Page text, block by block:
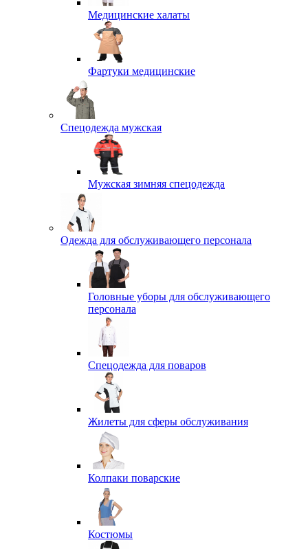
Медицинские халаты
Фартуки медицинские
Спецодежда мужская
Мужская зимняя спецодежда
Одежда для обслуживающего персонала
Головные уборы для обслуживающего
персонала
Спецодежда для поваров
Жилеты для сферы обслуживания
Колпаки поварские
Костюмы